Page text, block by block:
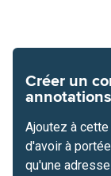
Créer un
Ajoutez à
d'avoir à
qu'une